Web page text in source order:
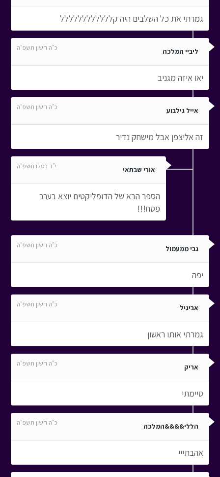
גמרתי את כל השלבים היה קלללללללללללל
ליביי המלכה כ"ה חשון תשפ"ה
יאו איזה מגניב
אייל גילבוע כ"ה חשון תשפ"ה
זה אליצפן אבל מישחק נדיר
אורי שבתאי י"ד כסלו תשפ"ה
הספר הבא של הדופליקטים יוצא בערב
פסח!!!
גבי ממעמול כ"ה חשון תשפ"ה
יפה
אביגיל כ"ה חשון תשפ"ה
גמרתי אותו ראשון
אריק כ"ה חשון תשפ"ה
סיימתי
הללי&&&&המלכה כ"ה חשון תשפ"ה
אהבתייי